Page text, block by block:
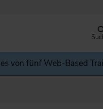
von fünf Web-Based